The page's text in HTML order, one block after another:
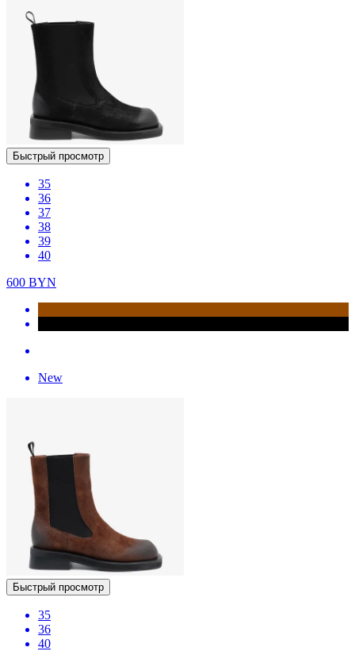
Быстрый просмотр
35
36
37
38
39
40
600 BYN
New
Быстрый просмотр
35
36
40